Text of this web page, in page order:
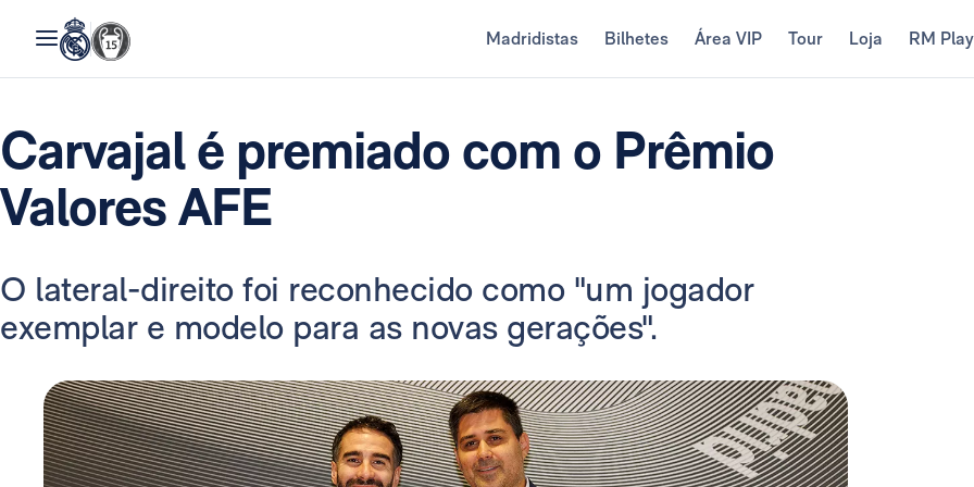
Madridistas Bilhetes Área VIP Tour Loja RM Play
Carvajal é premiado com o Prêmio
Valores AFE
O lateral-direito foi reconhecido como "um jogador
exemplar e modelo para as novas gerações".